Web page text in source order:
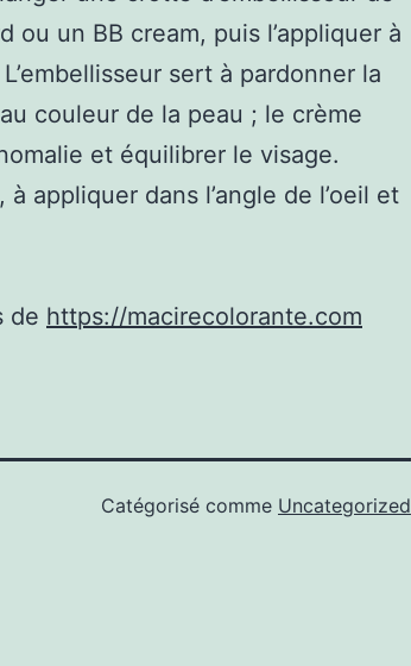
ou un BB cream, puis l’appliquer à
sert à pardonner la
couleur de la peau ; le crème
et équilibrer le visage.
appliquer dans l’angle de l’oeil et
de https://macirecolorante.com
Catégorisé comme Uncategorized